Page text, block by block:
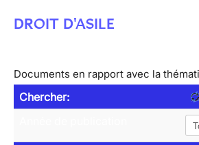
DROIT D'ASILE
Documents en rapport avec la
Chercher: